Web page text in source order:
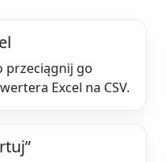
przeciągnij go
Excel na CSV.